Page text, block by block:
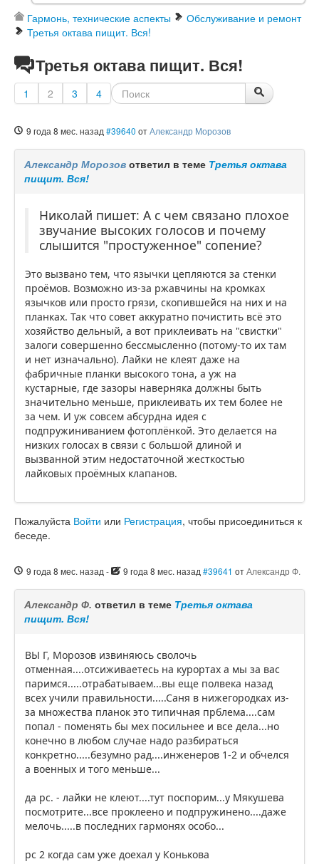
Гармонь, технические аспекты
Обслуживание и ремонт
Третья октава пищит. Вся!
Третья октава пищит. Вся!
1 2 3 4
9 года 8 мес. назад #39640 отАлександр Морозов
Александр Морозов ответил в теме Третья октава
пищит. Вся!
Николай пишет: А с чем связано плохое
звучание высоких голосов и почему
слышится "простуженное" сопение?
Это вызвано тем, что язычки цепляются за стенки
проёмов. Возможно из-за ржавчины на кромках
язычков или просто грязи, скопившейся на них и на
планках. Так что совет аккуратно почистить всё это
хозяйство дельный, а вот приклеивать на "свистки"
залоги совершенно бессмысленно (потому-то их там
и нет изначально). Лайки не клеят даже на
фабричные планки высокого тона, а уж на
кустарные, где зазоры наверняка должны быть
значительно меньше, приклеивать их тем более не
за чем. И уж совсем абсурдна идея с
подпружиниванием фотоплёнкой. Это делается на
низких голосах в связи с большой длиной и
вызванной этим недостаточной жесткостью
лайковых проёмных клапанов.
Пожалуйста Войти или Регистрация, чтобы присоединиться к
беседе.
9 года 8 мес. назад - 9 года 8 мес. назад #39641 отАлександр Ф.
Александр Ф. ответил в теме Третья октава
пищит. Вся!
ВЫ Г, Морозов извиняюсь сволочь
отменная....отсиживаетесь на курортах а мы за вас
паримся.....отрабатываем...вы еще полвека назад
всех учили правильности.....Саня в нижегородках из-
за множества планок это типичная прблема....сам
попал - поменять бы мех посильнее и все дела...но
конечно в любом случае надо разбираться
конкретно.....безумно рад....инженеров 1-2 и обчелся
а военных и того меньше...
да рс. - лайки не клеют....тут поспорим...у Мякушева
посмотрите...все проклеено и подпружинено....даже
мелочь.....в последних гармонях особо...
рс 2 когда сам уже доехал у Конькова